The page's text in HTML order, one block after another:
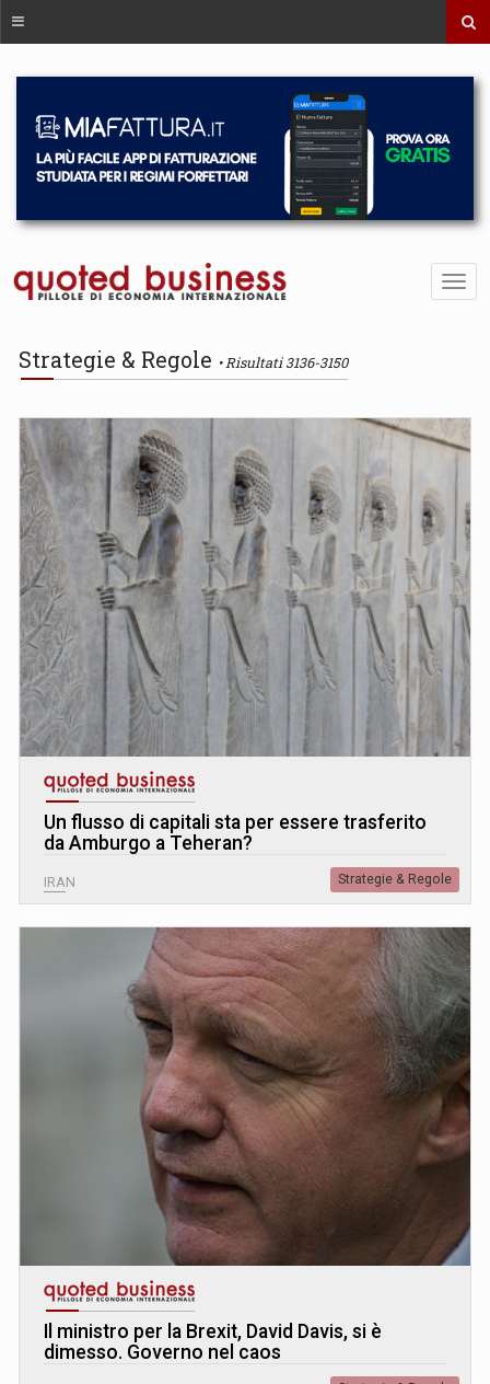
Strategie & Regole Risultati 3136-3150
Un flusso di capitali sta per essere trasferito
da Amburgo a Teheran?
IRAN Strategie & Regole
Il ministro per la Brexit, David Davis, si è
dimesso. Governo nel caos